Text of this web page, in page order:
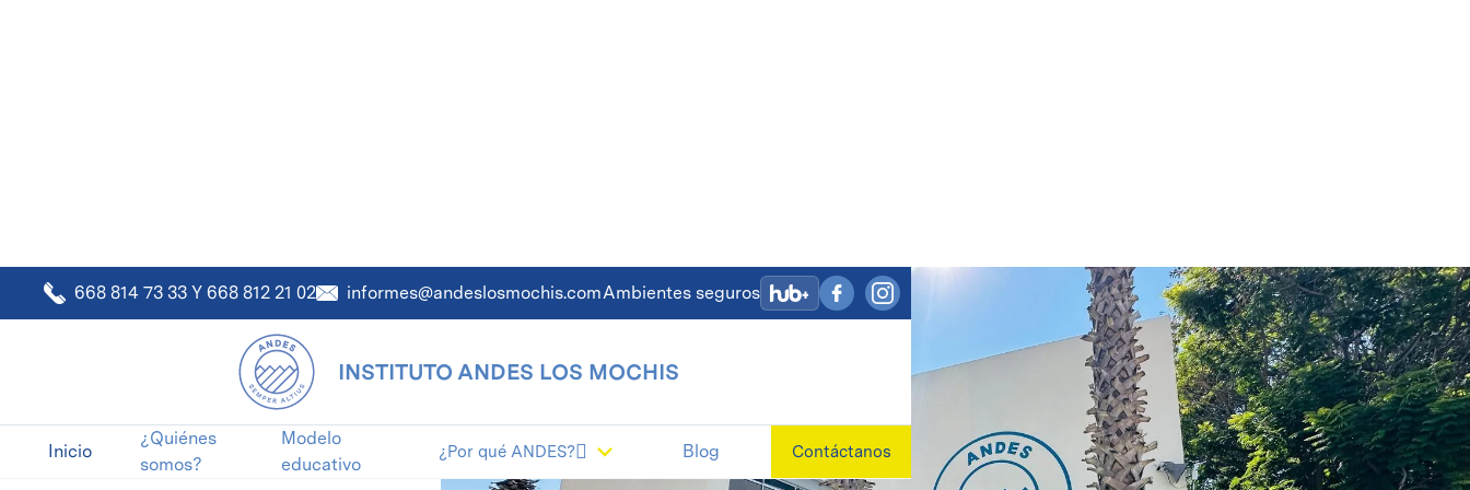
668 814 73 33 Y 668 812 21 02 informes@andeslosmochis.comAmbientes seguros
INSTITUTO ANDES LOS MOCHIS
Inicio
¿Quiénes
somos?
Modelo
educativo
¿Por qué ANDES? Blog Contáctanos
INSTITUTO ANDES LOS MOCHIS
Crece